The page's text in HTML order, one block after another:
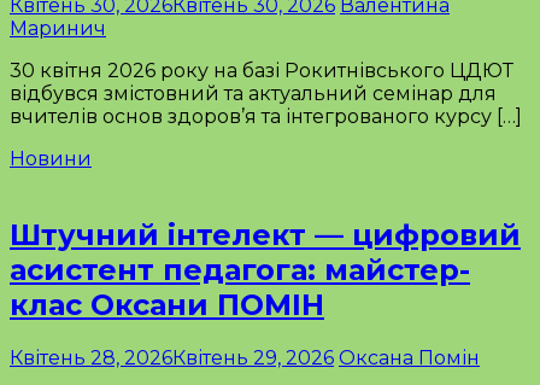
Квітень 30, 2026Квітень 30, 2026 Валентина
Маринич
30 квітня 2026 року на базі Рокитнівського ЦДЮТ
відбувся змістовний та актуальний семінар для
вчителів основ здоров’я та інтегрованого курсу […]
Новини
Штучний інтелект — цифровий
асистент педагога: майстер-
клас Оксани ПОМІН
Квітень 28, 2026Квітень 29, 2026 Оксана Помін